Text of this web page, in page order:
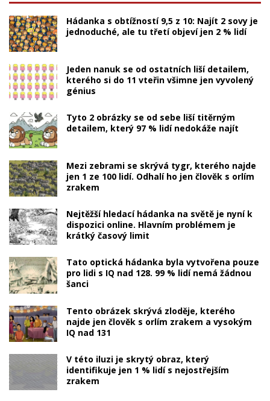
Hádanka s obtížností 9,5 z 10: Najít 2 sovy je
jednoduché, ale tu třetí objeví jen 2 % lidí
Jeden nanuk se od ostatních liší detailem,
kterého si do 11 vteřin všimne jen vyvolený
génius
Tyto 2 obrázky se od sebe liší titěrným
detailem, který 97 % lidí nedokáže najít
Mezi zebrami se skrývá tygr, kterého najde
jen 1 ze 100 lidí. Odhalí ho jen člověk s orlím
zrakem
Nejtěžší hledací hádanka na světě je nyní k
dispozici online. Hlavním problémem je
krátký časový limit
Tato optická hádanka byla vytvořena pouze
pro lidi s IQ nad 128. 99 % lidí nemá žádnou
šanci
Tento obrázek skrývá zloděje, kterého
najde jen člověk s orlím zrakem a vysokým
IQ nad 131
V této iluzi je skrytý obraz, který
identifikuje jen 1 % lidí s nejostřejším
zrakem